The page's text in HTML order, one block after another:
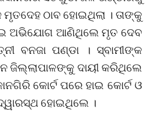
ଠାବ ହୋଇଥିଲା । ତାଙ୍କୁ
ଅଭିଯୋଗ ଆଣିଥିଲେ ମୃତ ଦେବ
ବନଜା ପଣ୍ଡା । ସ୍ବାମୀଙ୍କ
ଜିଲ୍ଲାପାଳଙ୍କୁ ଦାୟୀ କରିଥିଲେ
କୋର୍ଟ ପରେ ହାଇ କୋର୍ଟ ଓ
ହୋଇଥିଲେ ।